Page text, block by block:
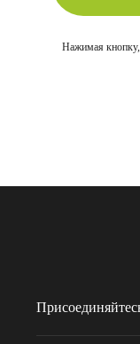
Нажимая